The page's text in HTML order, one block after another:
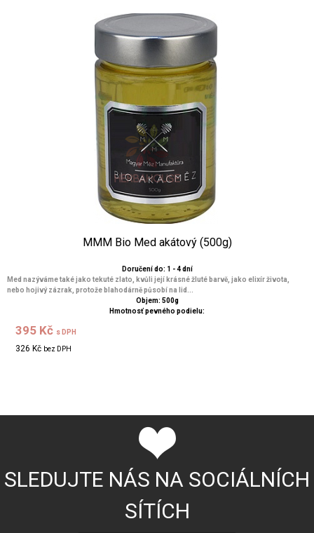
MMM Bio Med akátový (500g)
Doručení do: 1 - 4 dní
Med nazýváme také jako tekuté zlato, kvůli její krásné žluté barvě, jako elixír života,
nebo hojivý zázrak, protože blahodárně působí na lid...
Objem: 500g
Hmotnosť pevného podielu:
395 Kč s DPH
326 Kč bez DPH
SLEDUJTE NÁS NA SOCIÁLNÍCH
SÍTÍCH